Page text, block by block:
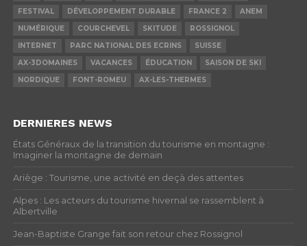
FESTIVAL
DÉVELOPPEMENT DURABLE FRANCE 2
ANEM
NUMÉRIQUE
COURCHEVEL SKITUDE
ROSSIGNOL
INTERNET
PARC NATIONAL DES ECRINS
SUISSE
AX-3DOMAINES
VACANCES ÉDUCATION
SAISON DE SKI
NORDIQUE
FONT-ROMEU AX-LES-THERMES
DERNIERES NEWS
États Généraux de la transition du tourisme en montagne :
Imaginer la montagne de demain
Ariège : Tourisme, une activité en deçà des attentes
Alpes : Les acteurs du tourisme hivernal se rassemblent à
Albertville
Jean-Baptiste Grange fait son retour chez Rossignol